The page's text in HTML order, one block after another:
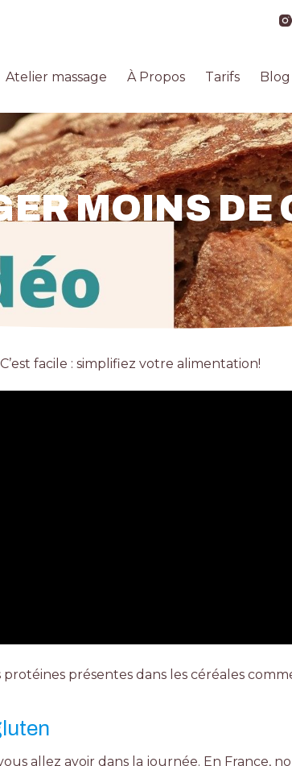
Atelier massage À Propos Tarifs Blog
MOINS DE
facile : simplifiez votre alimentation!
présentes dans les céréales
allez avoir dans la journée. En France,